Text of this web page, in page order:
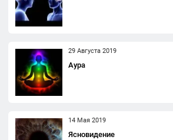
29 Августа 2019
Аура
14 Мая 2019
Ясновидение